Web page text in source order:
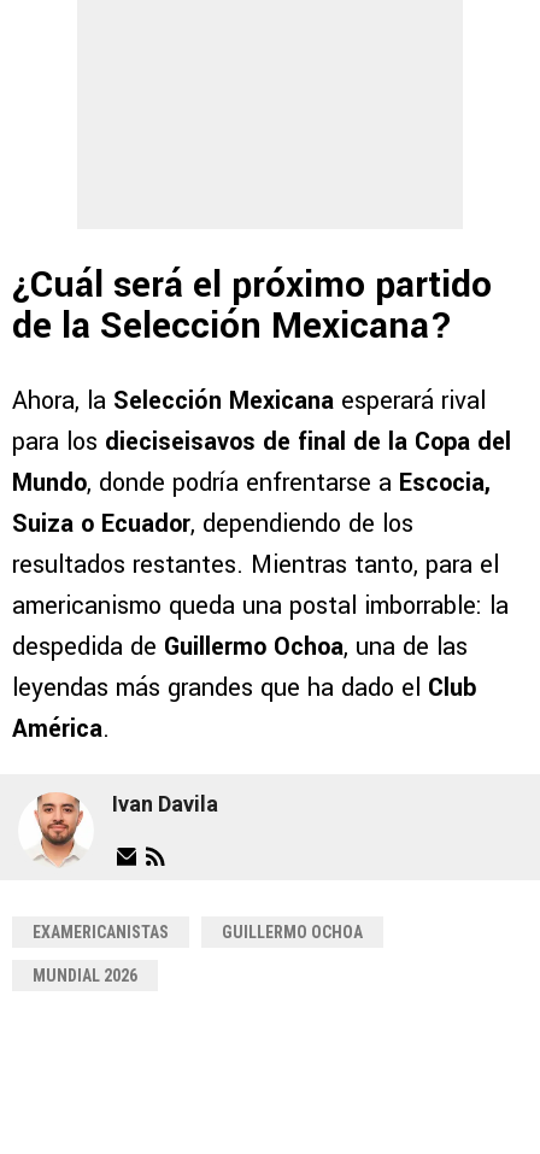
¿Cuál será el próximo partido
de la Selección Mexicana?
Ahora, la Selección Mexicana esperará rival
para los dieciseisavos de final de la Copa del
Mundo, donde podría enfrentarse a Escocia,
Suiza o Ecuador, dependiendo de los
resultados restantes. Mientras tanto, para el
americanismo queda una postal imborrable: la
despedida de Guillermo Ochoa, una de las
leyendas más grandes que ha dado el Club
América.
Ivan Davila
EXAMERICANISTAS GUILLERMO OCHOA
MUNDIAL 2026